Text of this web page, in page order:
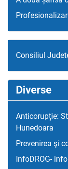
Consiliul
Diverse
Anticorupție:
Hunedoara
Prevenirea şi
InfoDROG-